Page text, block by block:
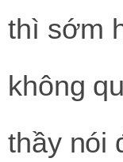
thì sớm
không
thầy nói